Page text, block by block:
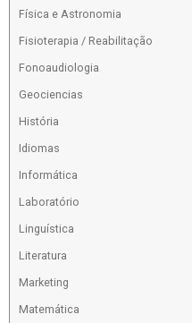
Física e Astronomia
Fisioterapia / Reabilitação
Fonoaudiologia
Geociencias
História
Idiomas
Informática
Laboratório
Linguística
Literatura
Marketing
Matemática